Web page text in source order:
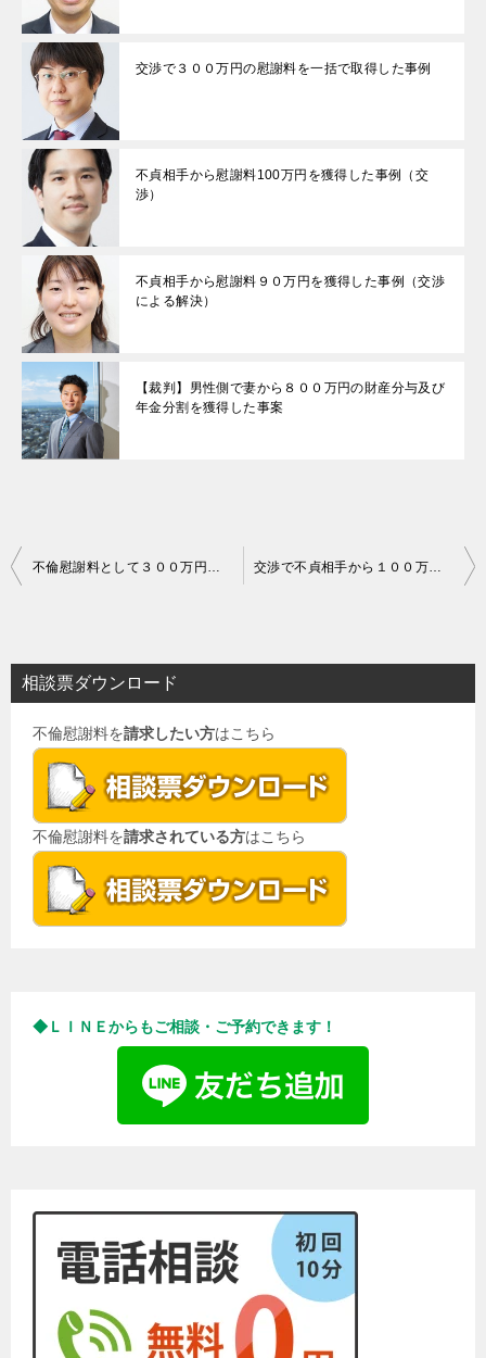
交渉で３００万円の慰謝料を一括で取得した事例
不貞相手から慰謝料100万円を獲得した事例（交
渉）
不貞相手から慰謝料９０万円を獲得した事例（交渉
による解決）
【裁判】男性側で妻から８００万円の財産分与及び
年金分割を獲得した事案
投
ビ
ゲ
不倫慰謝料として３００万円の支払を請求された訴訟において、７５万円まで減額させることができた事例 交渉で不貞相手から１００万円の支払を受け、なおかつ求償権放棄条項を設けることができた事例
相談票ダウンロード
不倫慰謝料を請求したい方はこちら
不倫慰謝料を請求されている方はこちら
◆ＬＩＮＥからもご相談・ご予約できます！